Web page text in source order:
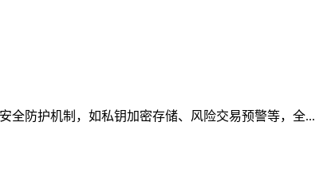
全防护机制，如私钥加密存储、风险交易预警等，全...